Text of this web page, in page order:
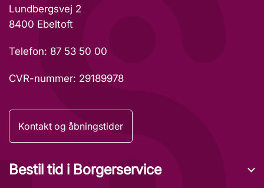
Lundbergsvej 2
8400 Ebeltoft
Telefon: 87 53 50 00
CVR-nummer: 29189978
Kontakt og åbningstider
Bestil tid i Borgerservice